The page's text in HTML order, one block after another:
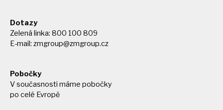
Dotazy
Zelená linka: 800 100 809
E-mail: zmgroup@zmgroup.cz
Pobočky
V současnosti máme pobočky
po celé Evropě